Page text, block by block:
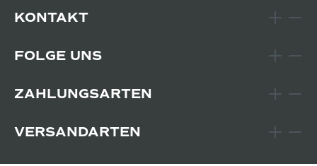
KONTAKT
FOLGE UNS
ZAHLUNGSARTEN
VERSANDARTEN